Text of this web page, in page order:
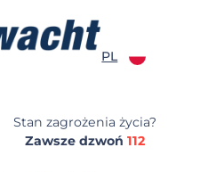
PL
Stan zagrożenia życia?
Zawsze dzwoń 112